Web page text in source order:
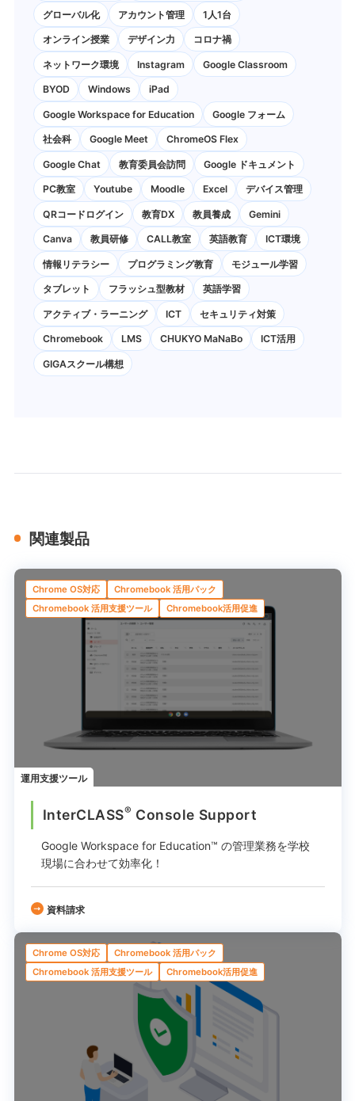
グローバル化 アカウント管理 1人1台
オンライン授業 デザイン力 コロナ禍
ネットワーク環境 Instagram Google Classroom
BYOD Windows iPad
Google Workspace for Education Google フォーム
社会科 Google Meet ChromeOS Flex
Google Chat 教育委員会訪問 Google ドキュメント
PC教室 Youtube Moodle Excel デバイス管理
QRコードログイン 教育DX 教員養成 Gemini
Canva 教員研修 CALL教室 英語教育 ICT環境
情報リテラシー プログラミング教育 モジュール学習
タブレット フラッシュ型教材 英語学習
アクティブ・ラーニング ICT セキュリティ対策
Chromebook LMS CHUKYO MaNaBo ICT活用
GIGAスクール構想
関連製品
Chrome OS対応
Chromebook 活用パック
Chromebook 活用支援ツール
Chromebook活用促進
運用支援ツール
InterCLASS® ︎ Console Support
Google Workspace for Education™ の管理業務を学校
現場に合わせて効率化！
資料請求
Chrome OS対応
Chromebook 活用パック
Chromebook 活用支援ツール
Chromebook活用促進